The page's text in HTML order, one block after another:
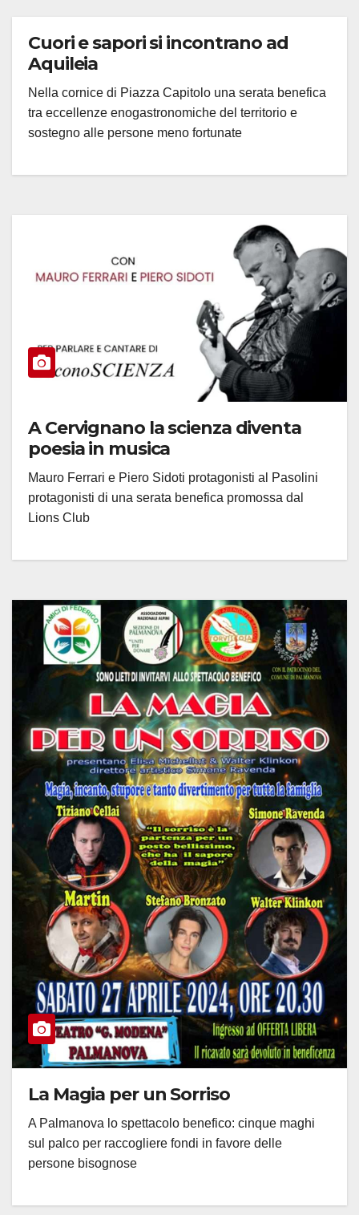
Cuori e sapori si incontrano ad
Aquileia
Nella cornice di Piazza Capitolo una serata benefica
tra eccellenze enogastronomiche del territorio e
sostegno alle persone meno fortunate
A Cervignano la scienza diventa
poesia in musica
Mauro Ferrari e Piero Sidoti protagonisti al Pasolini
protagonisti di una serata benefica promossa dal
Lions Club
La Magia per un Sorriso
A Palmanova lo spettacolo benefico: cinque maghi
sul palco per raccogliere fondi in favore delle
persone bisognose